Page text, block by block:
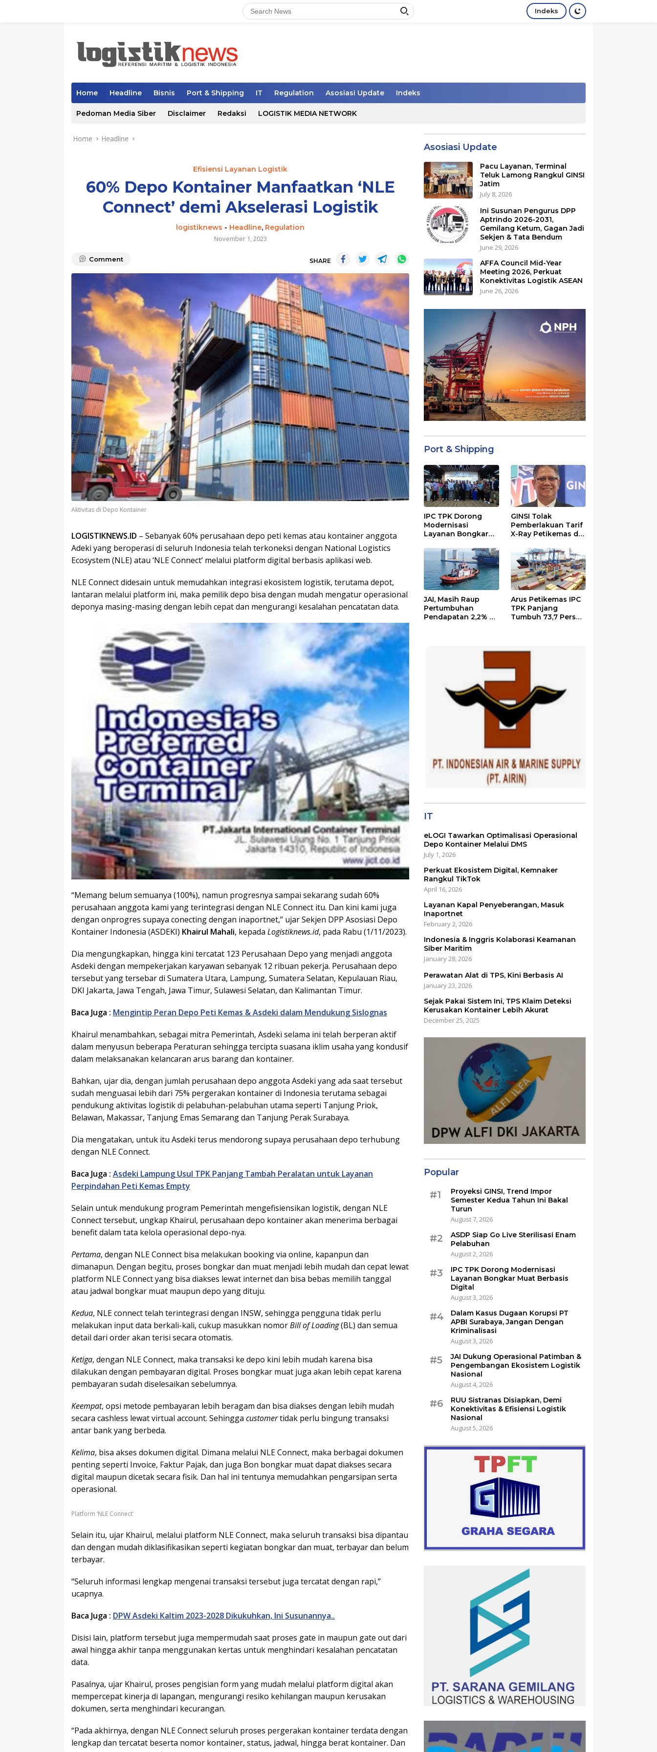
Indeks
Home Headline Bisnis Port & Shipping IT Regulation Asosiasi Update Indeks
Pedoman Media Siber Disclaimer Redaksi LOGISTIK MEDIA NETWORK
Home Headline
Efisiensi Layanan Logistik
60% Depo Kontainer Manfaatkan ‘NLE
Connect’ demi Akselerasi Logistik
logistiknews - Headline, Regulation
November 1, 2023
Comment SHARE
Aktivitas di Depo Kontainer
LOGISTIKNEWS.ID – Sebanyak 60% perusahaan depo peti kemas atau kontainer anggota
Adeki yang beroperasi di seluruh Indonesia telah terkoneksi dengan National Logistics
Ecosystem (NLE) atau ‘NLE Connect’ melalui platform digital berbasis aplikasi web.
NLE Connect didesain untuk memudahkan integrasi ekosistem logistik, terutama depot,
lantaran melalui platform ini, maka pemilik depo bisa dengan mudah mengatur operasional
deponya masing-masing dengan lebih cepat dan mengurangi kesalahan pencatatan data.
“Memang belum semuanya (100%), namun progresnya sampai sekarang sudah 60%
perusahaan anggota kami yang terintegrasi dengan NLE Connect itu. Dan kini kami juga
dengan onprogres supaya conecting dengan inaportnet,” ujar Sekjen DPP Asosiasi Depo
Kontainer Indonesia (ASDEKI) Khairul Mahali, kepada Logistiknews.id, pada Rabu (1/11/2023).
Dia mengungkapkan, hingga kini tercatat 123 Perusahaan Depo yang menjadi anggota
Asdeki dengan mempekerjakan karyawan sebanyak 12 ribuan pekerja. Perusahaan depo
tersebut yang tersebar di Sumatera Utara, Lampung, Sumatera Selatan, Kepulauan Riau,
DKI Jakarta, Jawa Tengah, Jawa Timur, Sulawesi Selatan, dan Kalimantan Timur.
Baca Juga : Mengintip Peran Depo Peti Kemas & Asdeki dalam Mendukung Sislognas
Khairul menambahkan, sebagai mitra Pemerintah, Asdeki selama ini telah berperan aktif
dalam menyusun beberapa Peraturan sehingga tercipta suasana iklim usaha yang kondusif
dalam melaksanakan kelancaran arus barang dan kontainer.
Bahkan, ujar dia, dengan jumlah perusahaan depo anggota Asdeki yang ada saat tersebut
sudah menguasai lebih dari 75% pergerakan kontainer di Indonesia terutama sebagai
pendukung aktivitas logistik di pelabuhan-pelabuhan utama seperti Tanjung Priok,
Belawan, Makassar, Tanjung Emas Semarang dan Tanjung Perak Surabaya.
Dia mengatakan, untuk itu Asdeki terus mendorong supaya perusahaan depo terhubung
dengan NLE Connect.
Baca Juga : Asdeki Lampung Usul TPK Panjang Tambah Peralatan untuk Layanan
Perpindahan Peti Kemas Empty
Selain untuk mendukung program Pemerintah mengefisiensikan logistik, dengan NLE
Connect tersebut, ungkap Khairul, perusahaan depo kontainer akan menerima berbagai
benefit dalam tata kelola operasional depo-nya.
Pertama, dengan NLE Connect bisa melakukan booking via online, kapanpun dan
dimanapun. Dengan begitu, proses bongkar dan muat menjadi lebih mudah dan cepat lewat
platform NLE Connect yang bisa diakses lewat internet dan bisa bebas memilih tanggal
atau jadwal bongkar muat maupun depo yang dituju.
Kedua, NLE connect telah terintegrasi dengan INSW, sehingga pengguna tidak perlu
melakukan input data berkali-kali, cukup masukkan nomorBill of Loading(BL) dan semua
detail dari order akan terisi secara otomatis.
Ketiga, dengan NLE Connect, maka transaksi ke depo kini lebih mudah karena bisa
dilakukan dengan pembayaran digital. Proses bongkar muat juga akan lebih cepat karena
pembayaran sudah diselesaikan sebelumnya.
Keempat, opsi metode pembayaran lebih beragam dan bisa diakses dengan lebih mudah
secara cashless lewat virtual account. Sehingga customertidak perlu bingung transaksi
antar bank yang berbeda.
Kelima, bisa akses dokumen digital. Dimana melalui NLE Connect, maka berbagai dokumen
penting seperti Invoice, Faktur Pajak, dan juga Bon bongkar muat dapat diakses secara
digital maupun dicetak secara fisik. Dan hal ini tentunya memudahkan pengarsipan serta
operasional.
Platform ‘NLE Connect’
Selain itu, ujar Khairul, melalui platform NLE Connect, maka seluruh transaksi bisa dipantau
dan dengan mudah diklasifikasikan seperti kegiatan bongkar dan muat, terbayar dan belum
terbayar.
“Seluruh informasi lengkap mengenai transaksi tersebut juga tercatat dengan rapi,”
ucapnya.
Baca Juga : DPW Asdeki Kaltim 2023-2028 Dikukuhkan, Ini Susunannya..
Disisi lain, platform tersebut juga mempermudah saat proses gate in maupun gate out dari
awal hingga akhir tanpa menggunakan kertas untuk menghindari kesalahan pencatatan
data.
Pasalnya, ujar Khairul, proses pengisian form yang mudah melalui platform digital akan
mempercepat kinerja di lapangan, mengurangi resiko kehilangan maupun kerusakan
dokumen, serta menghindari kecurangan.
“Pada akhirnya, dengan NLE Connect seluruh proses pergerakan kontainer terdata dengan
lengkap dan tercatat beserta nomor kontainer, status, jadwal, hingga berat kontainer. Dan
Asosiasi Update
Pacu Layanan, Terminal
Teluk Lamong Rangkul GINSI
Jatim
July 8, 2026
Ini Susunan Pengurus DPP
Aptrindo 2026-2031,
Gemilang Ketum, Gagan Jadi
Sekjen & Tata Bendum
June 29, 2026
AFFA Council Mid-Year
Meeting 2026, Perkuat
Konektivitas Logistik ASEAN
June 26, 2026
Port & Shipping
IPC TPK Dorong
Modernisasi
Layanan Bongkar
Digital
GINSI Tolak
Pemberlakuan Tarif
X-Ray Petikemas di
1 Agustus, Ini
Alasannya
JAI, Masih Raup
Pertumbuhan
Pendapatan 2,2% di
Arus Petikemas IPC
TPK Panjang
Tumbuh 73,7 Persen
IT
eLOGI Tawarkan Optimalisasi Operasional
Depo Kontainer Melalui DMS
July 1, 2026
Perkuat Ekosistem Digital, Kemnaker
Rangkul TikTok
April 16, 2026
Layanan Kapal Penyeberangan, Masuk
Inaportnet
February 2, 2026
Indonesia & Inggris Kolaborasi Keamanan
Siber Maritim
January 28, 2026
Perawatan Alat di TPS, Kini Berbasis AI
January 23, 2026
Sejak Pakai Sistem Ini, TPS Klaim Deteksi
Kerusakan Kontainer Lebih Akurat
December 25, 2025
Popular
#1
Proyeksi GINSI, Trend Impor
Semester Kedua Tahun Ini Bakal
Turun
August 7, 2026
#2
ASDP Siap Go Live Sterilisasi Enam
Pelabuhan
August 2, 2026
#3
IPC TPK Dorong Modernisasi
Layanan Bongkar Muat Berbasis
Digital
August 3, 2026
#4
Dalam Kasus Dugaan Korupsi PT
APBI Surabaya, Jangan Dengan
Kriminalisasi
August 3, 2026
#5
JAI Dukung Operasional Patimban &
Pengembangan Ekosistem Logistik
Nasional
August 4, 2026
#6
RUU Sistranas Disiapkan, Demi
Konektivitas & Efisiensi Logistik
Nasional
August 5, 2026